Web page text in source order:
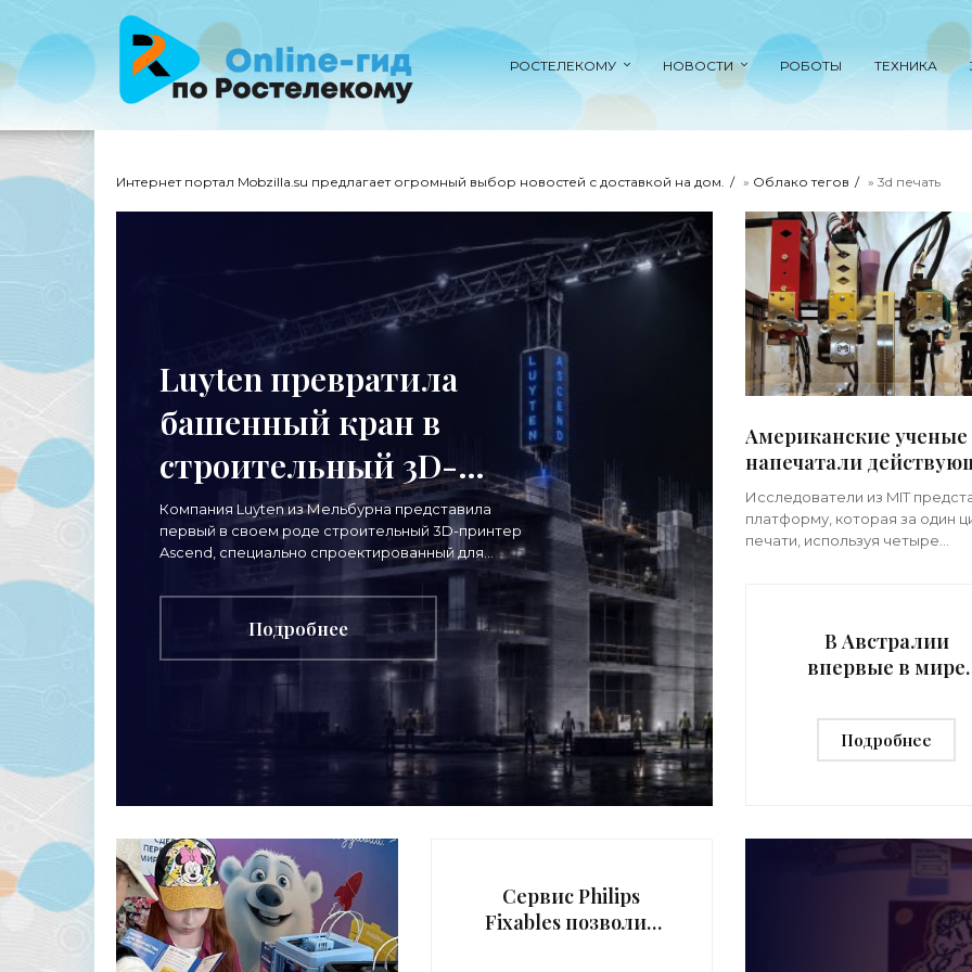
РОСТЕЛЕКОМУ НОВОСТИ РОБОТЫ ТЕХНИКА
Интернет портал Mobzilla.su предлагает огромный выбор новостей с доставкой на дом. » Облако тегов » 3d печать
Luyten превратила
башенный кран в
строительный 3D-
принтер - «3d-
принтеры»
Компания Luyten из Мельбурна представила
первый в своем роде строительный 3D-принтер
Ascend, специально спроектированный для
использования на башенных кранах. Это
крупногабаритная насадка,
Подробнее
Американские ученые
напечатали
электромотор за один
прием - «3d-
Исследователи из MIT
платформу, которая за один
печати, используя четыре
В Австралии
впервые в мире
«напечатали»
двухэтажный дом -
Подробнее
Сервис Philips
Fixables позволит